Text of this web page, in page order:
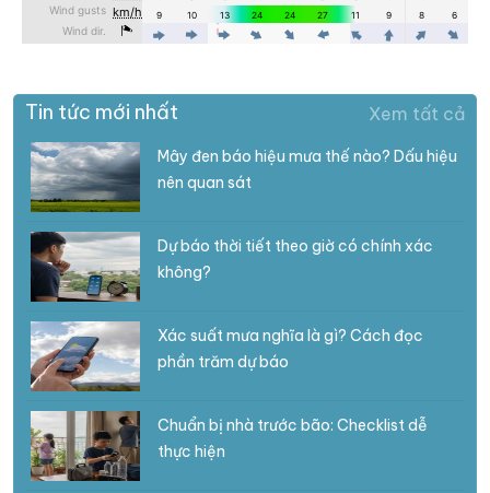
Tin tức mới nhất Xem tất cả
Mây đen báo hiệu mưa thế nào? Dấu hiệu
nên quan sát
Dự báo thời tiết theo giờ có chính xác
không?
Xác suất mưa nghĩa là gì? Cách đọc
phần trăm dự báo
Chuẩn bị nhà trước bão: Checklist dễ
thực hiện